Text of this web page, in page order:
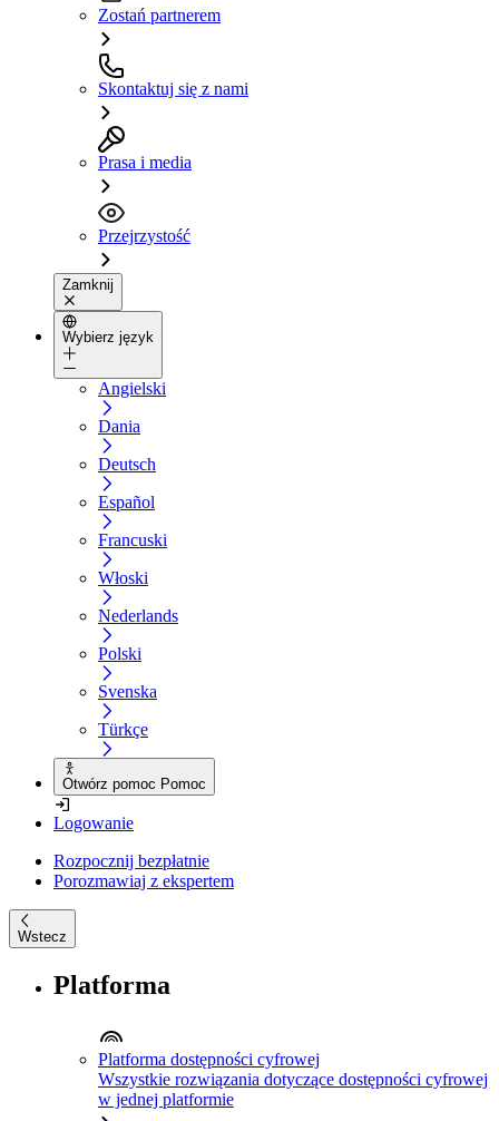
Zostań partnerem
Skontaktuj się z nami
Prasa i media
Przejrzystość
Zamknij
Wybierz język
Angielski
Dania
Deutsch
Español
Francuski
Włoski
Nederlands
Polski
Svenska
Türkçe
Otwórz pomoc Pomoc
Logowanie
Rozpocznij bezpłatnie
Porozmawiaj z ekspertem
Wstecz
Platforma
Platforma dostępności cyfrowej
Wszystkie rozwiązania dotyczące dostępności cyfrowej
w jednej platformie